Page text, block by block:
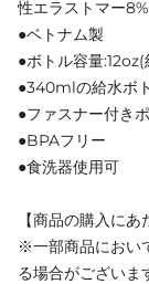
性エラストマー8%
●ベトナム製
●ボトル容量
●340mlの給水ボ
●ファスナー付き
●BPAフリー
●食洗器使用可
【商品の購入にあ
※一部商品におい
る場合がございま